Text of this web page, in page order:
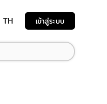
TH เข้าสู่ระบบ